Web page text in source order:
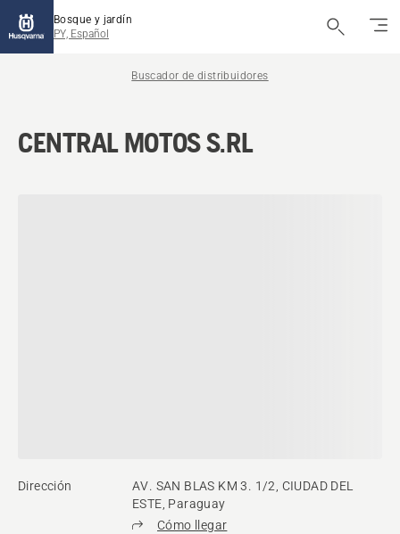
Bosque y jardín
PY, Español
Buscador de distribuidores
CENTRAL MOTOS S.RL
Dirección
AV. SAN BLAS KM 3. 1/2, CIUDAD DEL
ESTE, Paraguay
Cómo llegar